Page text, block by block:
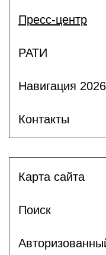
Пресс-центр
РАТИ
Навигация 2026
Контакты
Карта сайта
Поиск